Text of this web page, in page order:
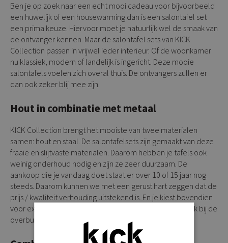
Ben je op zoek naar een echt mooi cadeau voor bijvoorbeeld
een huwelijk of een housewarming dan is een salontafel set
een prima keuze. Hiervoor moet je natuurlijk wel de smaak van
de ontvanger kennen. Maar de salontafel sets van KICK
Collection passen in vrijwel ieder interieur. Of de woonkamer
nu klassiek, modern of landelijk is ingericht. Deze mooie
salontafels voelen zich overal thuis. De ontvangers zullen er
dan ook zeker blij mee zijn.
Hout in combinatie met metaal
KICK Collection brengt het mooiste van twee materialen
samen: hout en staal. De salontafelsets zijn gemaakt van deze
fraaie en slijtvaste materialen. Daarom hebben je tafels ook
weinig onderhoud nodig en zijn ze zeer duurzaam. De
aankoop die je vandaag doet staat er over 10 of 15 jaar nog
steeds. Daarom kunnen we met een gerust hart zeggen dat de
prijs / kwaliteit verhouding uitstekend is. En je kiest bovendien
voor exclusief design. De kans dat jouw salontafelset ook bij de
overburen in de kamer staat is klein.